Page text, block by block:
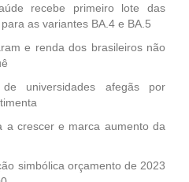
recebe primeiro lote das
as variantes BA.4 e BA.5
e renda dos brasileiros não
universidades afegãs por
a crescer e marca aumento da
simbólica orçamento de 2023